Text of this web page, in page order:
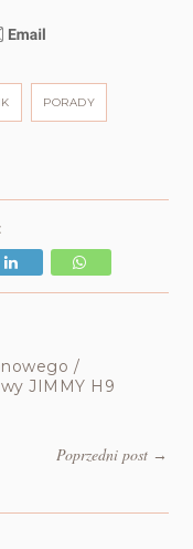
PORADY
/
JIMMY H9
Poprzedni post→